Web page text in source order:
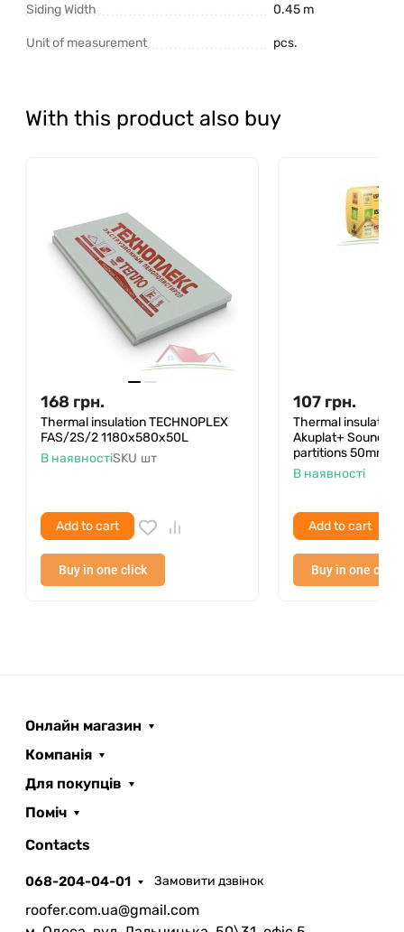
Siding Width 0.45 m
Unit of measurement pcs.
With this product also buy
168 грн.
Thermal insulation TECHNOPLEX
FAS/2S/2 1180x580x50L
В наявностіSKU шт
Add to cart
Buy in one click
107 грн.
Thermal insulation
Akuplat+ Sound
partitions 50mm
В наявності
Add to cart
Buy in one click
Онлайн магазин
Компанія
Для покупців
Поміч
Contacts
068-204-04-01 Замовити дзвінок
roofer.com.ua@gmail.com